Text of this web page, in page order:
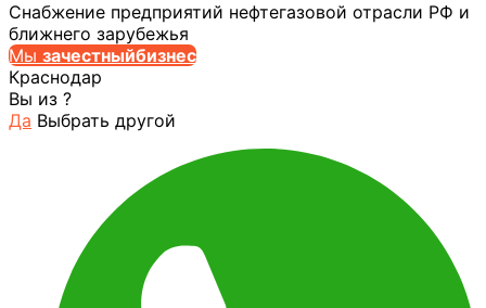
Снабжение предприятий нефтегазовой отрасли РФ и
ближнего зарубежья
Мы зачестныйбизнес
Краснодар
Вы из ?
Да Выбрать другой